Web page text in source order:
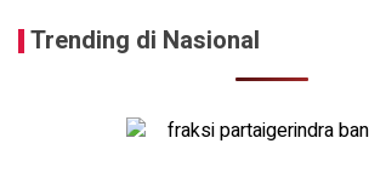
Trending di Nasional